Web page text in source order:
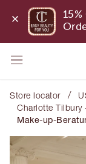
Store locator /
Charlotte Tilbury
Make-up-